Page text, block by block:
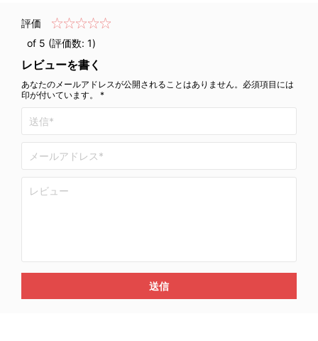
評価
of 5 (評価数: 1)
レビューを書く
あなたのメールアドレスが公開されることはありません。必須項目には
印が付いています。 *
送信